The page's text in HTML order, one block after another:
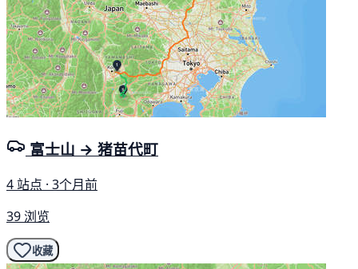
富士山 → 猪苗代町
4 站点 · 3个月前
39 浏览
收藏